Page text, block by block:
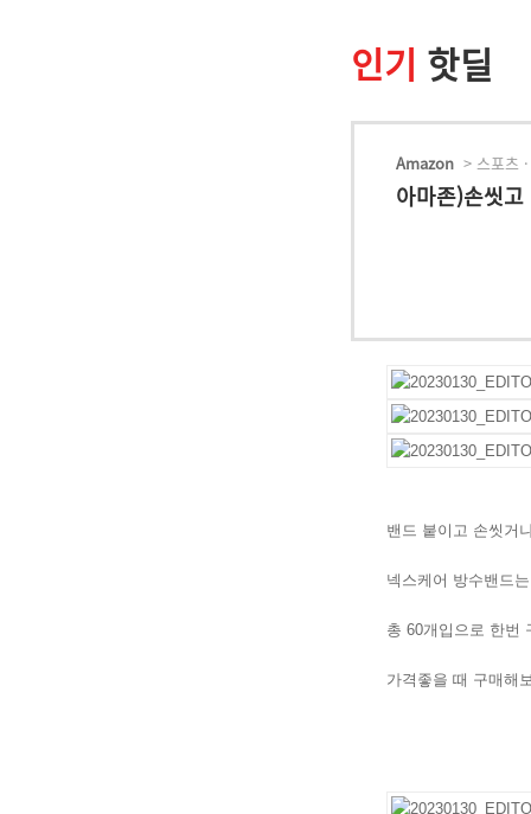
인기 핫딜
Amazon > 스포츠
아마존)손씻
밴드 붙이고 손씻거
넥스케어 방수밴드
총 60개입으로 한번
가격좋을 때 구매해